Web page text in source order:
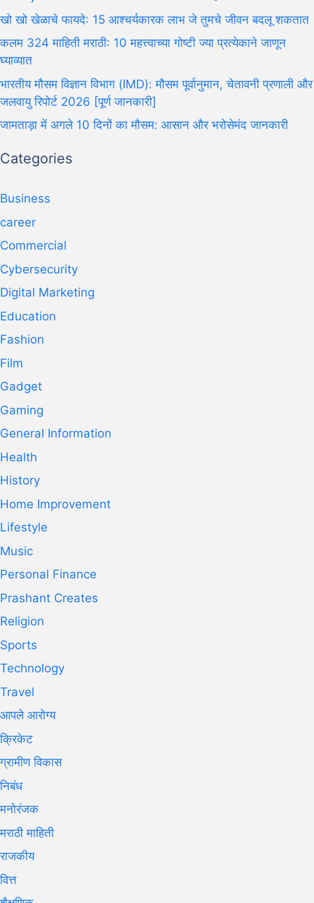
खो खो खेळाचे फायदे: 15 आश्चर्यकारक लाभ जे तुमचे जीवन बदलू शकतात
कलम 324 माहिती मराठी: 10 महत्त्वाच्या गोष्टी ज्या प्रत्येकाने जाणून
घ्याव्यात
भारतीय मौसम विज्ञान विभाग (IMD): मौसम पूर्वानुमान, चेतावनी प्रणाली और
जलवायु रिपोर्ट 2026 [पूर्ण जानकारी]
जामताड़ा में अगले 10 दिनों का मौसम: आसान और भरोसेमंद जानकारी
Categories
Business
career
Commercial
Cybersecurity
Digital Marketing
Education
Fashion
Film
Gadget
Gaming
General Information
Health
History
Home Improvement
Lifestyle
Music
Personal Finance
Prashant Creates
Religion
Sports
Technology
Travel
आपले आरोग्य
क्रिकेट
ग्रामीण विकास
निबंध
मनोरंजक
मराठी माहिती
राजकीय
वित्त